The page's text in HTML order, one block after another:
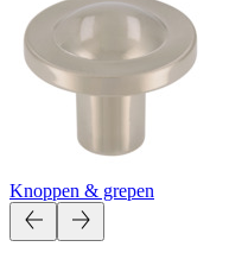
Knoppen & grepen